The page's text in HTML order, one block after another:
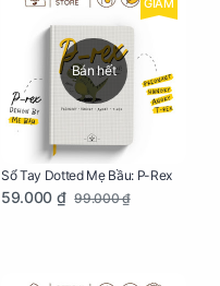
Bán hết
GIẢM
Sổ Tay Dotted Mẹ Bầu: P-Rex
59.000 ₫ 99.000 ₫